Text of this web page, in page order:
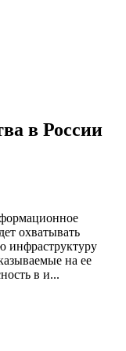
в России
охватывать
инфраструктуру
на ее
в и...